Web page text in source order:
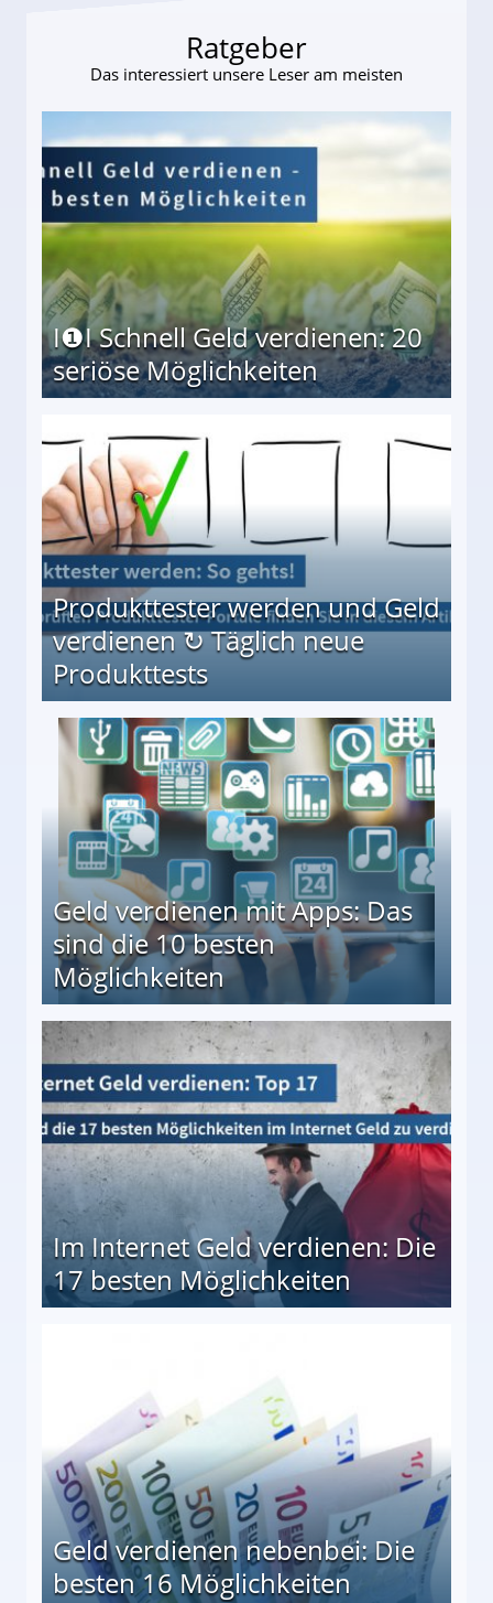
Ratgeber
Das interessiert unsere Leser am meisten
I❶I Schnell Geld verdienen: 20
seriöse Möglichkeiten
Produkttester werden und Geld
verdienen ↻ Täglich neue
Produkttests
↻ Täglich neue Produkttests
Geld verdienen mit Apps: Das
sind die 10 besten
Möglichkeiten
besten Möglichkeiten
Im Internet Geld verdienen: Die
17 besten Möglichkeiten
Geld verdienen nebenbei: Die
besten 16 Möglichkeiten